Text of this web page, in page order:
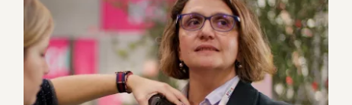
Captation Tech&Fest – la
communication en
entreprise